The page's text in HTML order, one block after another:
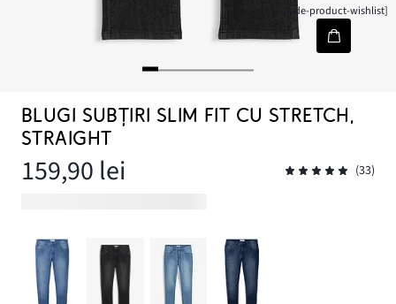
[node-product-wishlist]
BLUGI SUBȚIRI SLIM FIT CU STRETCH,
STRAIGHT
159,90 lei (33)